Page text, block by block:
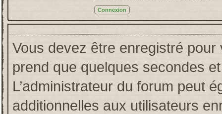
Vous devez être enregistré pour
prend que quelques secondes
L’administrateur du forum peut
additionnelles aux utilisateurs